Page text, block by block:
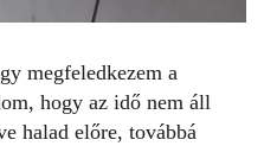
megfeledkezem a
hogy az idő nem áll
halad előre, továbbá